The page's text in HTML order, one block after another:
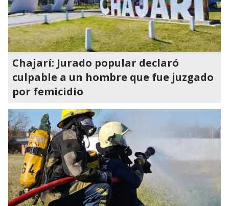
Chajarí: Jurado popular declaró
culpable a un hombre que fue juzgado
por femicidio